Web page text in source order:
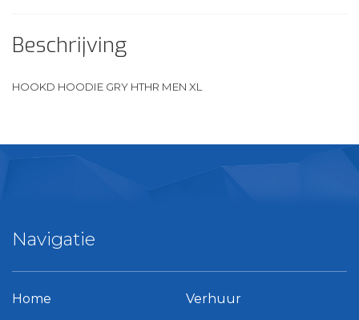
Beschrijving
HOOKD HOODIE GRY HTHR MEN XL
Navigatie
Home
Verhuur